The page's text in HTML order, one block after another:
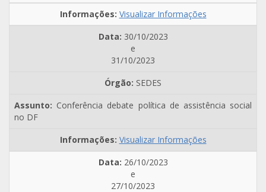
Visualizar Informações
30/10/2023
e
31/10/2023
SEDES
Conferência debate política de assistência social
no DF
Visualizar Informações
26/10/2023
e
27/10/2023